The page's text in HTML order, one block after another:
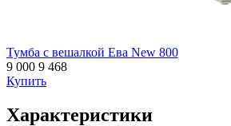
Тумба с вешалкой Ева New 800
9 000 9 468
Купить
Характеристики